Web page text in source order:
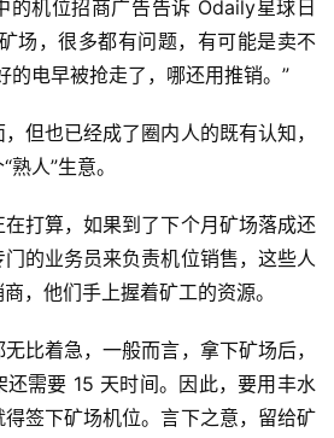
的机位招商广告告诉 Odaily星球日
场，很多都有问题，有可能是卖不
的电早被抢走了，哪还用推销。”
但也已经成了圈内人的既有认知，
人”生意。
打算，如果到了下个月矿场落成还
的业务员来负责机位销售，这些人
，他们手上握着矿工的资源。
比着急，一般而言，拿下矿场后，
需要 15 天时间。因此，要用丰水
签下矿场机位。言下之意，留给矿